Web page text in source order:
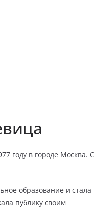
году в городе Москва. С
образование и стала
публику своим